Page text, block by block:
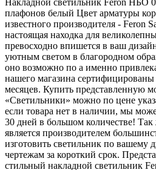
Накладной светильник Feron НБО
плафонов белый Цвет арматуры
известного производителя - Feron
настоящая находка для
превосходно впишется в ваш
уютным светом в благородном
оно возможно по а именно
нашего магазина сертифицированы
месяцев. Купить представленную
«Светильники» можно по цене
если товара нет в наличии, мы
30 дней в большом количестве!
является производителем
изготовить светильник по вашему
чертежам за короткий срок.
стильный накладной светильник